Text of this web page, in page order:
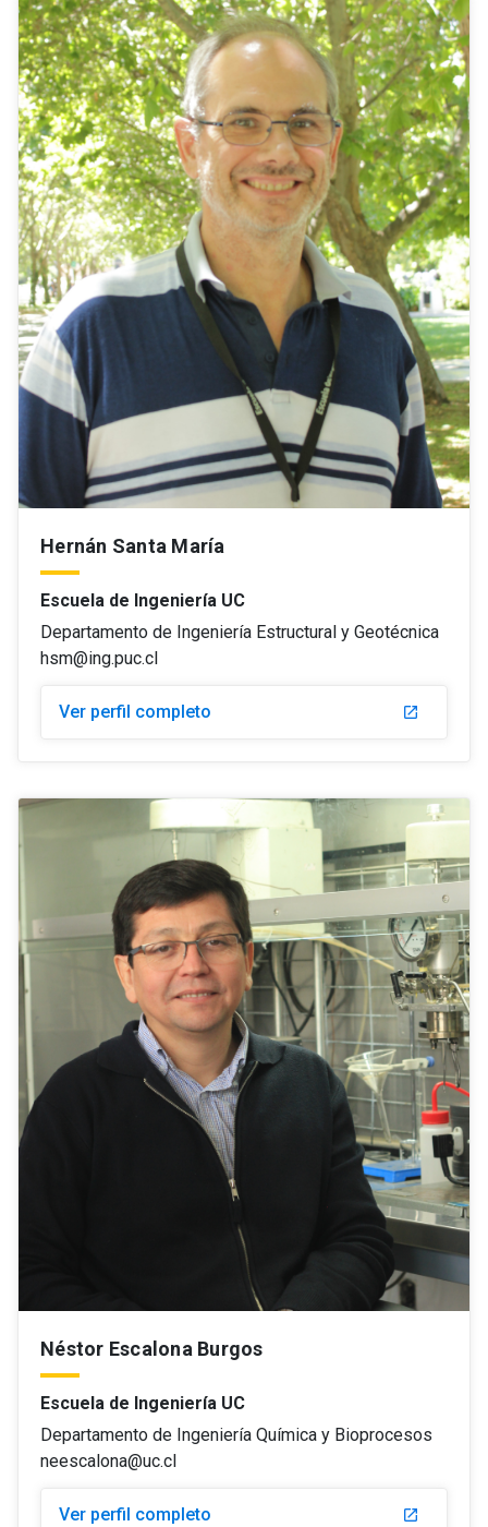
Hernán Santa María
Escuela de Ingeniería UC
Departamento de Ingeniería Estructural y Geotécnica
hsm@ing.puc.cl
Ver perfil completo
Néstor Escalona Burgos
Escuela de Ingeniería UC
Departamento de Ingeniería Química y Bioprocesos
neescalona@uc.cl
Ver perfil completo